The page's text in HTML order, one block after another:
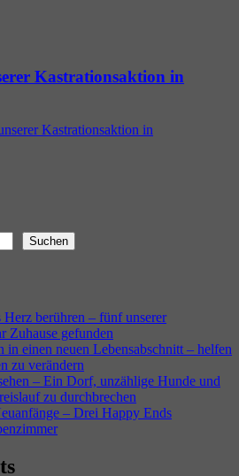
Kastrationsaktion in
Suchen
berühren – fünf unserer
Zuhause gefunden
in einen neuen Lebensabschnitt – helfen
zu verändern
– Ein Dorf, unzählige Hunde und
zu durchbrechen
– Drei Happy Ends